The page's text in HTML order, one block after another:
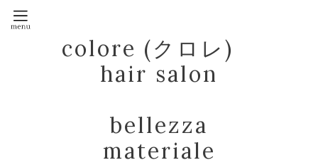
colore (クロレ)
hair salon
bellezza
materiale